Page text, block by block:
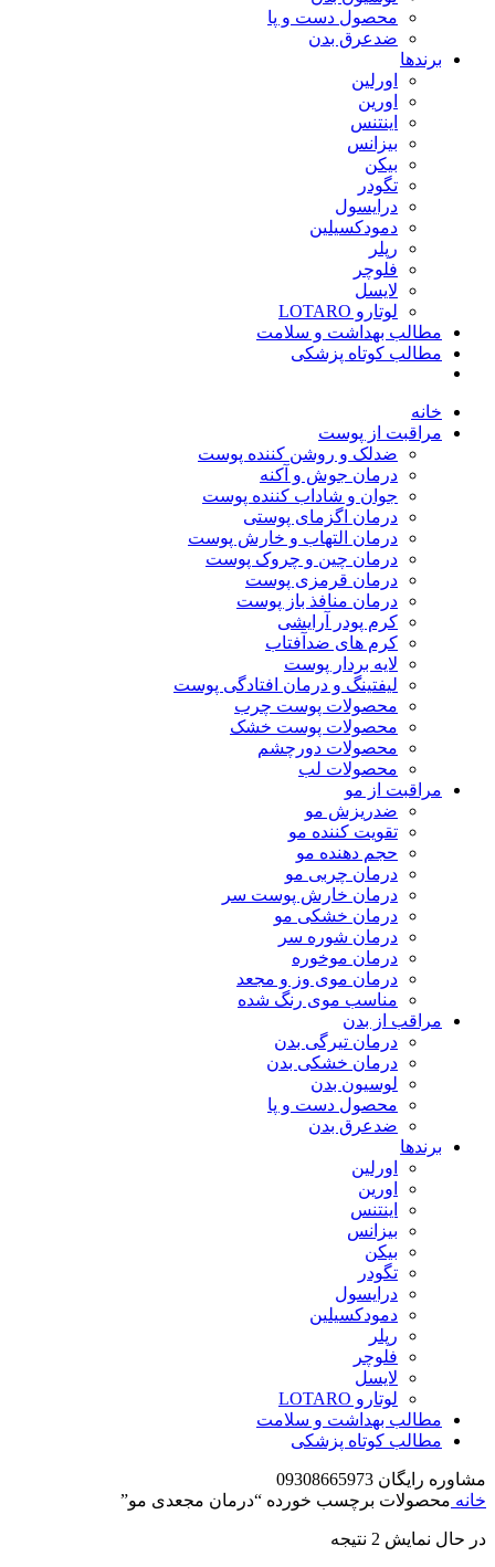
محصول دست و پا
ضدعرق بدن
برندها
اورلین
اورین
اینتنس
بیزانس
بیکن
تگودر
درایسول
دمودکسیلین
رپلر
فلوچر
لایسل
لوتارو LOTARO
مطالب بهداشت و سلامت
مطالب کوتاه پزشکی
خانه
مراقبت از پوست
ضدلک و روشن کننده پوست
درمان جوش و آکنه
جوان و شاداب کننده پوست
درمان اگزمای پوستی
درمان التهاب و خارش پوست
درمان چین و چروک پوست
درمان قرمزی پوست
درمان منافذ باز پوست
کرم پودر آرایشی
کرم های ضدآفتاب
لایه بردار پوست
لیفتینگ و درمان افتادگی پوست
محصولات پوست چرب
محصولات پوست خشک
محصولات دورچشم
محصولات لب
مراقبت از مو
ضدریزش مو
تقویت کننده مو
حجم دهنده مو
درمان چربی مو
درمان خارش پوست سر
درمان خشکی مو
درمان شوره سر
درمان موخوره
درمان موی وز و مجعد
مناسب موی رنگ شده
مراقب از بدن
درمان تیرگی بدن
درمان خشکی بدن
لوسیون بدن
محصول دست و پا
ضدعرق بدن
برندها
اورلین
اورین
اینتنس
بیزانس
بیکن
تگودر
درایسول
دمودکسیلین
رپلر
فلوچر
لایسل
لوتارو LOTARO
مطالب بهداشت و سلامت
مطالب کوتاه پزشکی
مشاوره رایگان 09308665973
خانه محصولات برچسب خورده “درمان مجعدی مو”
در حال نمایش 2 نتیجه